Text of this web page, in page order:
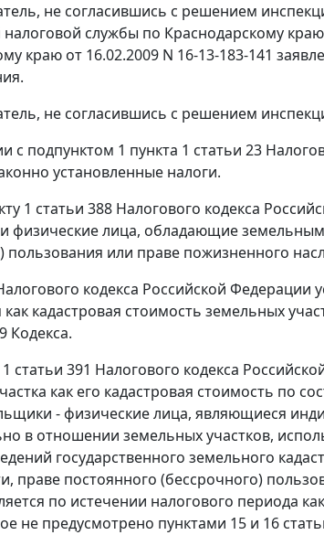
не согласившись с решением
службы по Краснодарскому
краю от 16.02.2009 N 16-13-183-141
не согласившись с решением
с подпунктом 1 пункта 1 статьи 23
установленные налоги.
1 статьи 388 Налогового кодекса
физические лица, обладающие
пользования или праве пожизненного
кодекса Российской
как кадастровая стоимость земельных
Кодекса.
1 статьи 391 Налогового кодекса
как его кадастровая стоимость по
- физические лица, являющиеся
в отношении земельных участков,
государственного земельного
праве постоянного (бессрочного)
по истечении налогового периода
не предусмотрено пунктами 15 и 16